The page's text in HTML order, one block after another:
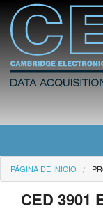
Página de Inicio
Noticias
PÁGINA DE INICIO
CED 3901